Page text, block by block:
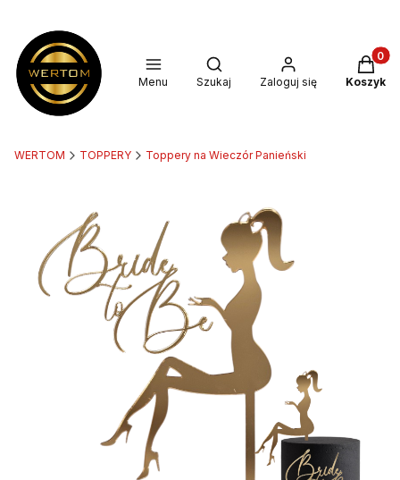
Menu
Otwórz wyszukiwarkę
Szukaj Zaloguj się Koszyk
WERTOM TOPPERY Toppery na Wieczór Panieński